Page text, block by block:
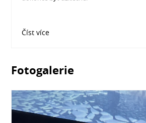
Číst více
Fotogalerie